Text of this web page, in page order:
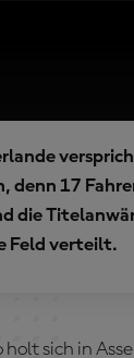
denn 17
die
Feld verteilt.
holt sich in